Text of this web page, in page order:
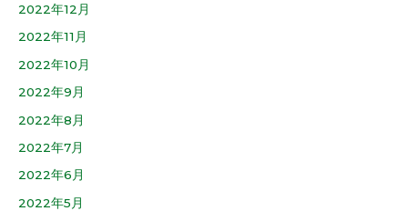
2022年12月
2022年11月
2022年10月
2022年9月
2022年8月
2022年7月
2022年6月
2022年5月